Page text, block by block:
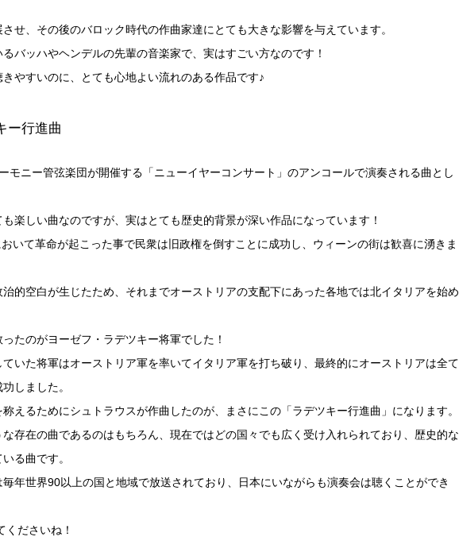
せ、その後のバロック時代の作曲家達にとても大きな影響を与えています。
バッハやヘンデルの先輩の音楽家で、実はすごい方なのです！
やすいのに、とても心地よい流れのある作品です♪
ー行進曲
モニー管弦楽団が開催する「ニューイヤーコンサート」のアンコールで演奏される曲とし
楽しい曲なのですが、実はとても歴史的背景が深い作品になっています！
いて革命が起こった事で民衆は旧政権を倒すことに成功し、ウィーンの街は歓喜に湧きま
的空白が生じたため、それまでオーストリアの支配下にあった各地では北イタリアを始め
たのがヨーゼフ・ラデツキー将軍でした！
いた将軍はオーストリア軍を率いてイタリア軍を打ち破り、最終的にオーストリアは全て
しました。
えるためにシュトラウスが作曲したのが、まさにこの「ラデツキー行進曲」になります。
存在の曲であるのはもちろん、現在ではどの国々でも広く受け入れられており、歴史的な
る曲です。
毎年世界90以上の国と地域で放送されており、日本にいながらも演奏会は聴くことができ
ださいね！